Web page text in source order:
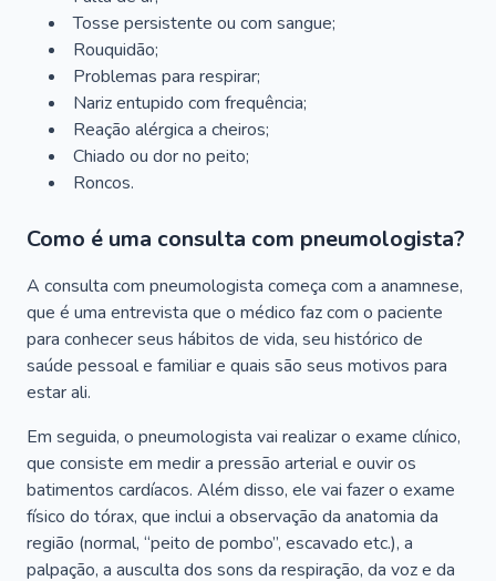
Tosse persistente ou com sangue;
Rouquidão;
Problemas para respirar;
Nariz entupido com frequência;
Reação alérgica a cheiros;
Chiado ou dor no peito;
Roncos.
Como é uma consulta com pneumologista?
A consulta com pneumologista começa com a anamnese,
que é uma entrevista que o médico faz com o paciente
para conhecer seus hábitos de vida, seu histórico de
saúde pessoal e familiar e quais são seus motivos para
estar ali.
Em seguida, o pneumologista vai realizar o exame clínico,
que consiste em medir a pressão arterial e ouvir os
batimentos cardíacos. Além disso, ele vai fazer o exame
físico do tórax, que inclui a observação da anatomia da
região (normal, “peito de pombo”, escavado etc.), a
palpação, a ausculta dos sons da respiração, da voz e da